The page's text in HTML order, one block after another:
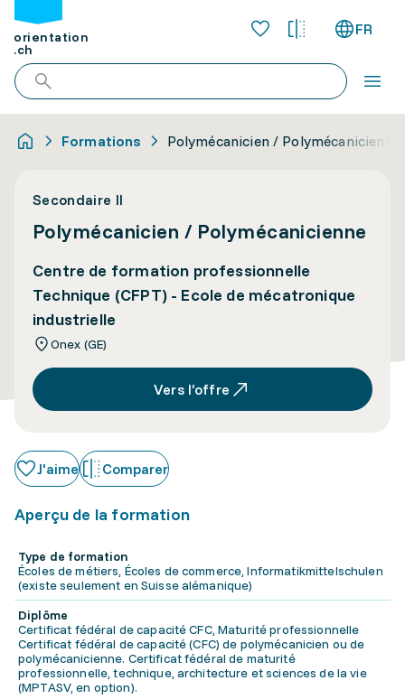
orientation
.ch
FR
Formations Polymécanicien / Polymécanicienne
Secondaire II
Polymécanicien / Polymécanicienne
Centre de formation professionnelle
Technique (CFPT) - Ecole de mécatronique
industrielle
Onex (GE)
Vers l’offre
J'aime Comparer
Aperçu de la formation
Type de formation
Écoles de métiers, Écoles de commerce, Informatikmittelschulen
(existe seulement en Suisse alémanique)
Diplôme
Certificat fédéral de capacité CFC, Maturité professionnelle
Certificat fédéral de capacité (CFC) de polymécanicien ou de
polymécanicienne. Certificat fédéral de maturité
professionnelle, technique, architecture et sciences de la vie
(MPTASV, en option).